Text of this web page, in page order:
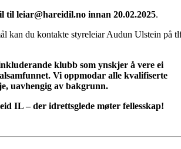
til leiar@hareidil.no innan 20.02.2025.
kan du kontakte styreleiar Audun Ulstein på
klubb som ynskjer å vere ei
Vi oppmodar alle kvalifiserte
uavhengig av bakgrunn.
IL – der idrettsglede møter fellesskap!